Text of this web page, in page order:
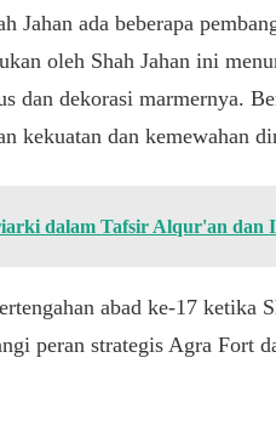
Jahan ada beberapa
oleh Shah Jahan ini
dan dekorasi marmernya.
kekuatan dan kemewahan
dalam Tafsir Alqur'an dan
abad ke-17 ketika
peran strategis Agra Fort